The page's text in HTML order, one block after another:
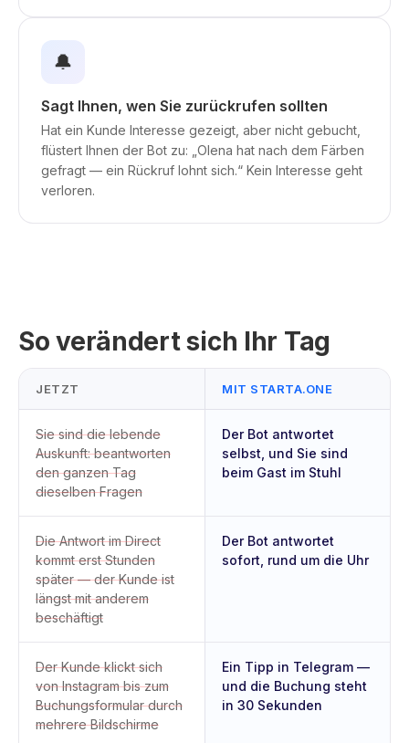
🔔
Sagt Ihnen, wen Sie zurückrufen sollten
Hat ein Kunde Interesse gezeigt, aber nicht gebucht,
flüstert Ihnen der Bot zu: „Olena hat nach dem Färben
gefragt — ein Rückruf lohnt sich.“ Kein Interesse geht
verloren.
So verändert sich Ihr Tag
JETZT MIT STARTA.ONE
Sie sind die lebende
Auskunft: beantworten
den ganzen Tag
dieselben Fragen
Der Bot antwortet
selbst, und Sie sind
beim Gast im Stuhl
Die Antwort im Direct
kommt erst Stunden
später — der Kunde ist
längst mit anderem
beschäftigt
Der Bot antwortet
sofort, rund um die Uhr
Der Kunde klickt sich
von Instagram bis zum
Buchungsformular durch
mehrere Bildschirme
Ein Tipp in Telegram —
und die Buchung steht
in 30 Sekunden